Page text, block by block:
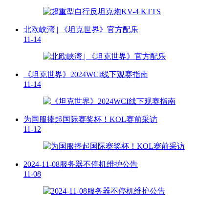
北欧峡湾 | 《坦克世界》官方配乐
11-14
《坦克世界》2024WCI线下观赛指南
11-14
为国服捧起国际赛奖杯！KOL赛前采访
11-12
2024-11-08服务器不停机维护公告
11-08